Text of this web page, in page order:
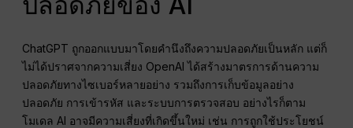
ChatGPT ถูกออกแบบมาโดยคำนึงถึงความปลอดภัยเป็นหลัก แต่ก็
ไม่ได้ปราศจากความเสี่ยง OpenAI ได้สร้างมาตรการด้านความ
ปลอดภัยทางไซเบอร์หลายอย่าง รวมถึงการเก็บข้อมูลอย่าง
ปลอดภัย การเข้ารหัส และระบบการตรวจสอบ อย่างไรก็ตาม
โมเดล AI อาจมีความเสี่ยงที่เกิดขึ้นใหม่ เช่น การถูกใช้ประโยชน์